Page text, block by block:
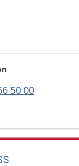
50 00